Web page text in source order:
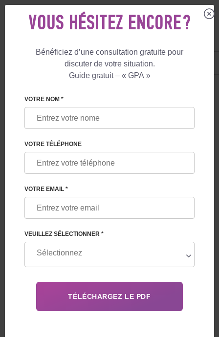
+33 805 081 801
LE BLOG
ÉVALUATION DES EMBRYONS : COMPRENDRE
VOUS HÉSITEZ ENCORE ?
Bénéficiez d’une consultation gratuite pour
discuter de votre situation.
Guide gratuit – « GPA »
VOTRE NOM *
VOTRE TÉLÉPHONE
VOTRE EMAIL *
VEUILLEZ SÉLECTIONNER *